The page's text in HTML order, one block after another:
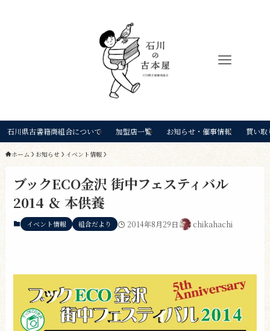
石川県古書籍商組合について 加盟店一覧 お知らせ・催事情報 買い取
ホーム お知らせ イベント情報
ブックECO金沢 街中フェスティバル
2014 ＆ 本供養
イベント情報 組合だより 2014年8月29日 chikahachi